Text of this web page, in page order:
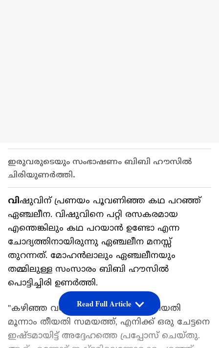
ഇരുവരുടെയും സംഭാഷണം ബിബി ഹൗസിൽ
ചിരിയുണർത്തി.
വിഷുവിന് പ്രണയം പൂവണിഞ്ഞ കഥ പറഞ്ഞ്
ഏഞ്ചലീന. വിഷുവിനെ പറ്റി രസകരമായ
എന്തെങ്കിലും കഥ പറയാൻ ഉണ്ടോ എന്ന
ചോദ്യത്തിനായിരുന്നു ഏഞ്ചലീന മനസ്സ്
തുറന്നത്. മോഹൻലാലും ഏഞ്ചലീനയും
തമ്മിലുള്ള സംസാരം ബിബി ഹൗസിൽ
പൊട്ടിച്ചിരി ഉണർത്തി.
"കഴിഞ്ഞ വർഷം ഏപ്രിൽ രണ്ടാം തീയതി
മൂന്നാം തീയതി സമയത്ത്, എനിക്ക് ഒരു ചേട്ടനെ
ഇഷ്ടമായിട്ട് അദ്ദേഹത്തെ പ്രപ്പോസ് ചെയ്തു.
Read Full Article